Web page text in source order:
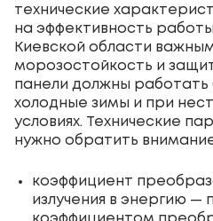
технические
на эффективность
Киевской области
морозостойкость и
панели должны
холодные зимы и при
условиях. Технические
нужно обратить
коэффициент
излучения в энергию —